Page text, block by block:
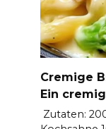
Cremige
Ein
Zutaten: